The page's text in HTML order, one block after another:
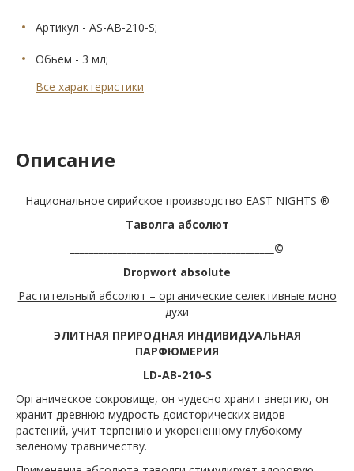
Артикул - AS-AB-210-S;
Обьем - 3 мл;
Все характеристики
Описание
Национальное сирийское производство EAST NIGHTS ®
Таволга абсолют
___________________________________________©
Dropwort absolute
Растительный абсолют – органические селективные моно
духи
ЭЛИТНАЯ ПРИРОДНАЯ ИНДИВИДУАЛЬНАЯ
ПАРФЮМЕРИЯ
LD-AB-210-S
Органическое сокровище, он чудесно хранит энергию, он
хранит древнюю мудрость доисторических видов
растений, учит терпению и укорененному глубокому
зеленому травничеству.